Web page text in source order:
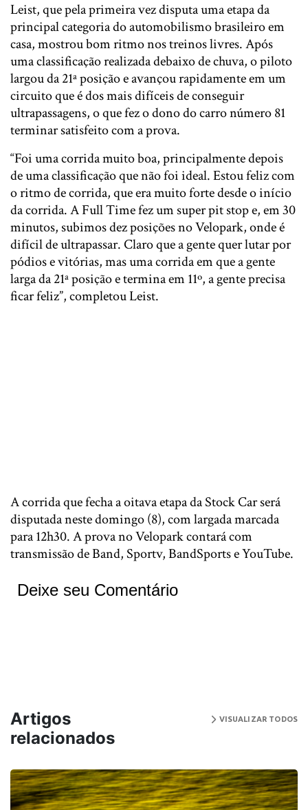
Leist, que pela primeira vez disputa uma etapa da
principal categoria do automobilismo brasileiro em
casa, mostrou bom ritmo nos treinos livres. Após
uma classificação realizada debaixo de chuva, o piloto
largou da 21ª posição e avançou rapidamente em um
circuito que é dos mais difíceis de conseguir
ultrapassagens, o que fez o dono do carro número 81
terminar satisfeito com a prova.
“Foi uma corrida muito boa, principalmente depois
de uma classificação que não foi ideal. Estou feliz com
o ritmo de corrida, que era muito forte desde o início
da corrida. A Full Time fez um super pit stop e, em 30
minutos, subimos dez posições no Velopark, onde é
difícil de ultrapassar. Claro que a gente quer lutar por
pódios e vitórias, mas uma corrida em que a gente
larga da 21ª posição e termina em 11º, a gente precisa
ficar feliz”, completou Leist.
A corrida que fecha a oitava etapa da Stock Car será
disputada neste domingo (8), com largada marcada
para 12h30. A prova no Velopark contará com
transmissão de Band, Sportv, BandSports e YouTube.
Deixe seu Comentário
Artigos
relacionados
VISUALIZAR TODOS